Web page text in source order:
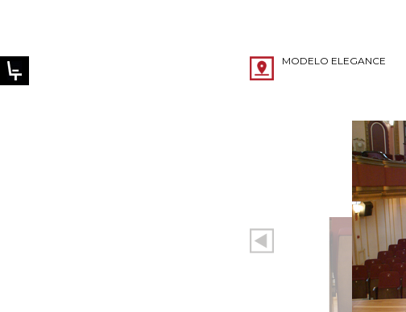
MODELO ELEGANCE